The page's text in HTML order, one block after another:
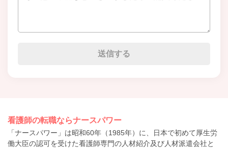
看護師の転職ならナースパワー
「ナースパワー」は昭和60年（1985年）に、日本で初めて厚生労
働大臣の認可を受けた看護師専門の人材紹介及び人材派遣会社と